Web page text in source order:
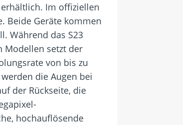
erhältlich. Im offiziellen
Beide Geräte kommen
Während das S23
Modellen setzt der
von bis zu
die Augen bei
der Rückseite, die
hochauflösende